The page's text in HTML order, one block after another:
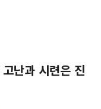
난과 시련은 진